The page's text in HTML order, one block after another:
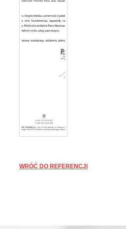
WRÓĆ DO REFERENCJI